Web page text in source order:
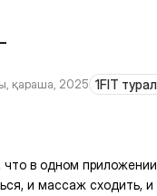
, қараша, 2025 1FIT
что в одном
и массаж сходить, и